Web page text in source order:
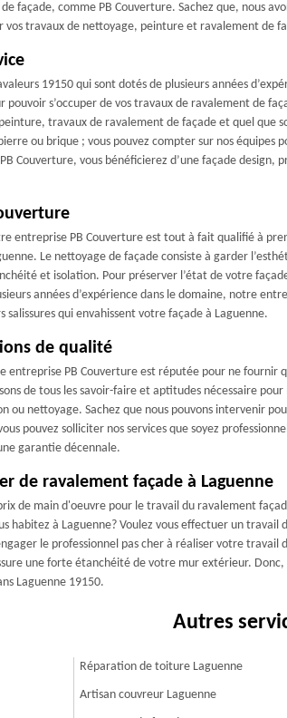
façade, comme PB Couverture. Sachez que, nous
vos travaux de nettoyage, peinture et ravalement de
19150 qui sont dotés de plusieurs années
pouvoir s’occuper de vos travaux de ravalement de
travaux de ravalement de façade et quel que
ou brique ; vous pouvez compter sur nos équipes
Couverture, vous bénéficierez d’une façade design,
entreprise PB Couverture est tout à fait qualifié à
Le nettoyage de façade consiste à garder
et isolation. Pour préserver l’état de votre
années d’expérience dans le domaine, notre
qui envahissent votre façade à Laguenne.
de qualité
entreprise PB Couverture est réputée pour ne fournir
de tous les savoir-faire et aptitudes nécessaire
nettoyage. Sachez que nous pouvons intervenir
pouvez solliciter nos services que soyez
garantie décennale.
de ravalement façade à Laguenne
de main d'oeuvre pour le travail du ravalement
habitez à Laguenne? Voulez vous effectuer un travail
le professionnel pas cher à réaliser votre travail
une forte étanchéité de votre mur extérieur.
Laguenne 19150.
Autres
Réparation de toiture Laguenne
Artisan couvreur Laguenne